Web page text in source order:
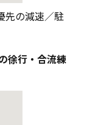
先の減速／駐
徐行・合流練